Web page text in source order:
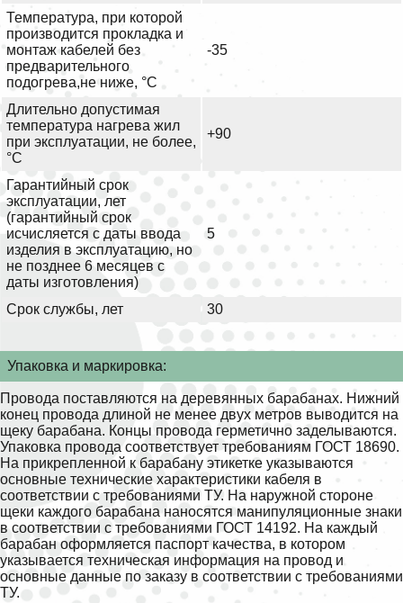
Температура, при которой
производится прокладка и
монтаж кабелей без
предварительного
подогрева,не ниже, °С
-35
Длительно допустимая
температура нагрева жил
при эксплуатации, не более,
°С
+90
Гарантийный срок
эксплуатации, лет
(гарантийный срок
исчисляется с даты ввода
изделия в эксплуатацию, но
не позднее 6 месяцев с
даты изготовления)
5
Срок службы, лет 30
Упаковка и маркировка:
Провода поставляются на деревянных барабанах. Нижний
конец провода длиной не менее двух метров выводится на
щеку барабана. Концы провода герметично заделываются.
Упаковка провода соответствует требованиям ГОСТ 18690.
На прикрепленной к барабану этикетке указываются
основные технические характеристики кабеля в
соответствии с требованиями ТУ. На наружной стороне
щеки каждого барабана наносятся манипуляционные знаки
в соответствии с требованиями ГОСТ 14192. На каждый
барабан оформляется паспорт качества, в котором
указывается техническая информация на провод и
основные данные по заказу в соответствии с требованиями
ТУ.